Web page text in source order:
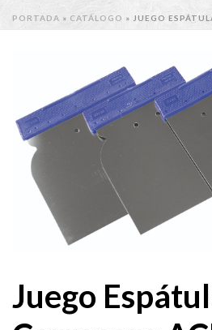
PORTADA » CATÁLOGO » JUEGO
Juego